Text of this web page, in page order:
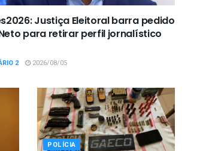
Justiça Eleitoral barra pedido
para retirar perfil jornalístico
2 2026/08/05
POLÍCIA